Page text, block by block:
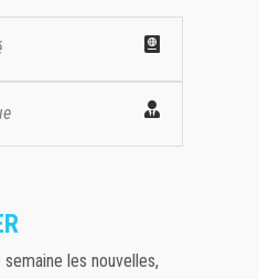
les nouvelles,